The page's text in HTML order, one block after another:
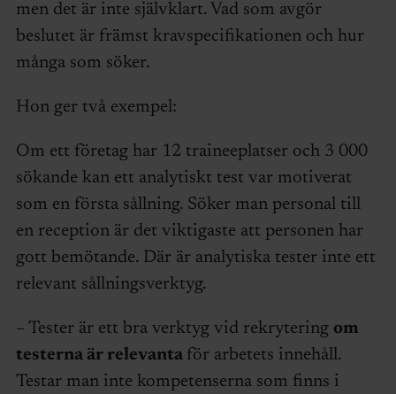
men det är inte självklart. Vad som avgör
beslutet är främst kravspecifikationen och hur
många som söker.
Hon ger två exempel:
Om ett företag har 12 traineeplatser och 3 000
sökande kan ett analytiskt test var motiverat
som en första sållning. Söker man personal till
en reception är det viktigaste att personen har
gott bemötande. Där är analytiska tester inte ett
relevant sållningsverktyg.
– Tester är ett bra verktyg vid rekrytering om
testerna är relevanta för arbetets innehåll.
Testar man inte kompetenserna som finns i